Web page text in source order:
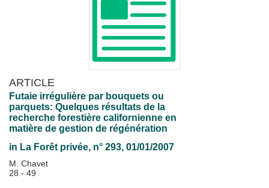
ARTICLE
Futaie irrégulière par bouquets ou
parquets: Quelques résultats de la
recherche forestière californienne en
matière de gestion de régénération
in La Forêt privée, n° 293, 01/01/2007
M. Chavet
28 - 49